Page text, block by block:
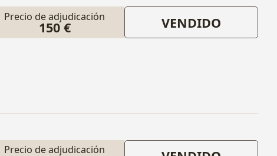
Precio de adjudicación
150 € VENDIDO
Precio de adjudicación